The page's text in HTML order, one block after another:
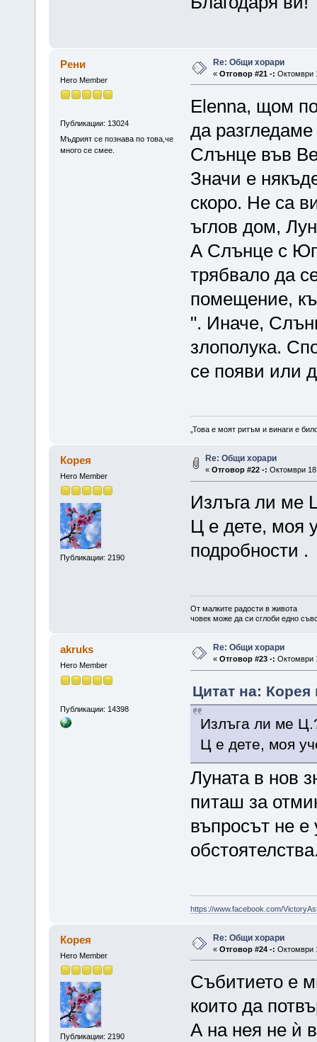
Рени
Hero Member
Публикации: 13024
Мъдрият се познава по това,че
много се смее.
Re: Общи хорари
« Отговор #21 -: Октомври
Elenna, щом
да
Слънце във
Значи е
скоро. Не са
ъглов дом,
А Слънце с
трябвало да
помещение,
". Иначе,
злополука.
се появи или
„Това е моят ритъм и винаги е
Корея
Hero Member
Публикации: 2190
Re: Общи хорари
« Отговор #22 -: Октомври
Излъга ли ме
Ц е дете, моя
подробности .
От малките радости в живота
човек може да си сглоби едно
akruks
Hero Member
Публикации: 14398
Re: Общи хорари
« Отговор #23 -: Октомври
Цитат на:
Излъга ли ме
Ц е дете, моя
Луната в нов
питаш за
въпросът не е
https://www.facebook.com/
Корея
Hero Member
Публикации: 2190
Re: Общи хорари
« Отговор #24 -: Октомври
Събитието е
които да
А на нея не ѝ